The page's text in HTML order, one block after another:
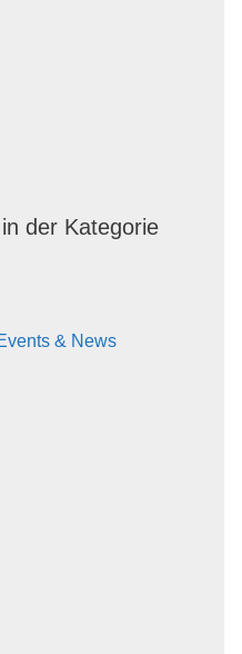
der Kategorie
& News